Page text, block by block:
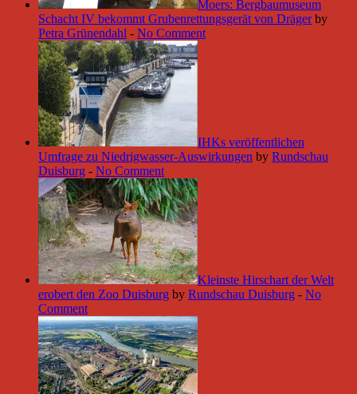
Moers: Bergbaumuseum
Schacht IV bekommt Grubenrettungsgerät von Dräger by
Petra Grünendahl - No Comment
IHKs veröffentlichen
Umfrage zu Niedrigwasser-Auswirkungen by Rundschau
Duisburg - No Comment
Kleinste Hirschart der Welt
erobert den Zoo Duisburg by Rundschau Duisburg - No
Comment